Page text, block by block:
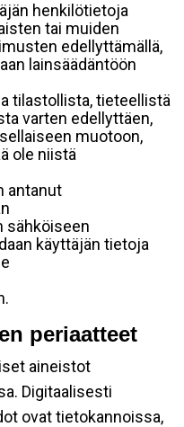
henkilötietoja
tai muiden
edellyttämällä,
lainsäädäntöön
tilastollista, tieteellistä
varten edellyttäen,
muotoon,
ole niistä
antanut
sähköiseen
käyttäjän tietoja
periaatteet
aineistot
Digitaalisesti
ovat tietokannoissa,